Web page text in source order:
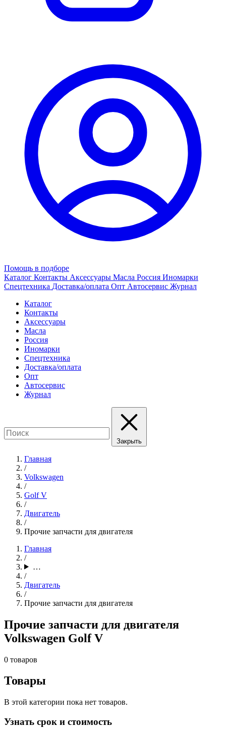
Помощь в подборе
Каталог Контакты Аксессуары Масла Россия Иномарки
Спецтехника Доставка/оплата Опт Автосервис Журнал
Каталог
Контакты
Аксессуары
Масла
Россия
Иномарки
Спецтехника
Доставка/оплата
Опт
Автосервис
Журнал
Закрыть
Главная
/
Volkswagen
/
Golf V
/
Двигатель
/
Прочие запчасти для двигателя
Главная
/
…
/
Двигатель
/
Прочие запчасти для двигателя
Прочие запчасти для двигателя
Volkswagen Golf V
0 товаров
Товары
В этой категории пока нет товаров.
Узнать срок и стоимость